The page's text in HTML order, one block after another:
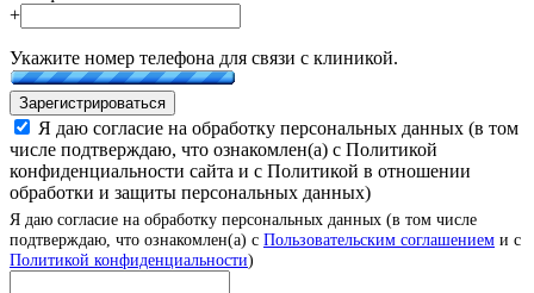
+
Укажите номер телефона для связи с клиникой.
Зарегистрироваться
Я даю согласие на обработку персональных данных (в том
числе подтверждаю, что ознакомлен(а) с Политикой
конфиденциальности сайта и с Политикой в отношении
обработки и защиты персональных данных)
Я даю согласие на обработку персональных данных (в том числе
подтверждаю, что ознакомлен(а) с Пользовательским соглашением и с
Политикой конфиденциальности)